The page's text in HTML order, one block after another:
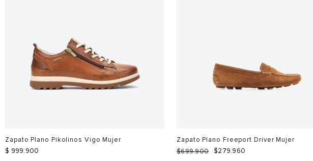
Zapato Plano Pikolinos Vigo Mujer
$ 999.900
Zapato Plano Freeport Driver Mujer
$699.900 $279.960